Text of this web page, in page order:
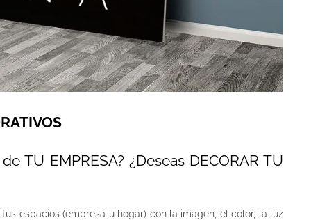
TU EMPRESA? ¿Deseas DECORAR TU
espacios (empresa u hogar) con la imagen, el color, la luz